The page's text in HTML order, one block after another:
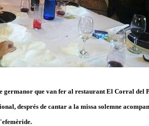
germanor que van fer al restaurant El Corral del
després de cantar a la missa solemne